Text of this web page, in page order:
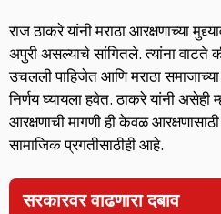
राज ठाकरे यांनी मराठा आरक्षणाच्या
अपुरी असल्याचे सांगितले. त्यांना वाटते
उचलली पाहिजेत आणि मराठा समाजाच्या
निर्णय घ्यायला हवेत. ठाकरे यांनी असेही
आरक्षणाची मागणी ही केवळ
सामाजिक प्रगतीसाठीही आहे.
सरकारवर वाढणारा दबाव